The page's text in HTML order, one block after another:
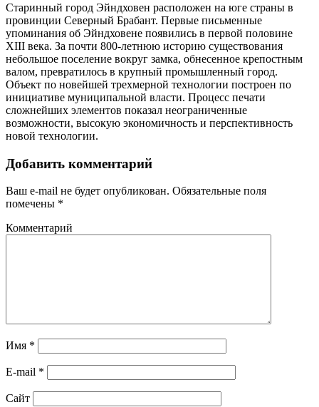
Старинный город Эйндховен расположен на юге страны в
провинции Северный Брабант. Первые письменные
упоминания об Эйндховене появились в первой половине
XIII века. За почти 800-летнюю историю существования
небольшое поселение вокруг замка, обнесенное крепостным
валом, превратилось в крупный промышленный город.
Объект по новейшей трехмерной технологии построен по
инициативе муниципальной власти. Процесс печати
сложнейших элементов показал неограниченные
возможности, высокую экономичность и перспективность
новой технологии.
Добавить комментарий
Ваш e-mail не будет опубликован. Обязательные поля
помечены *
Комментарий
Имя *
E-mail *
Сайт